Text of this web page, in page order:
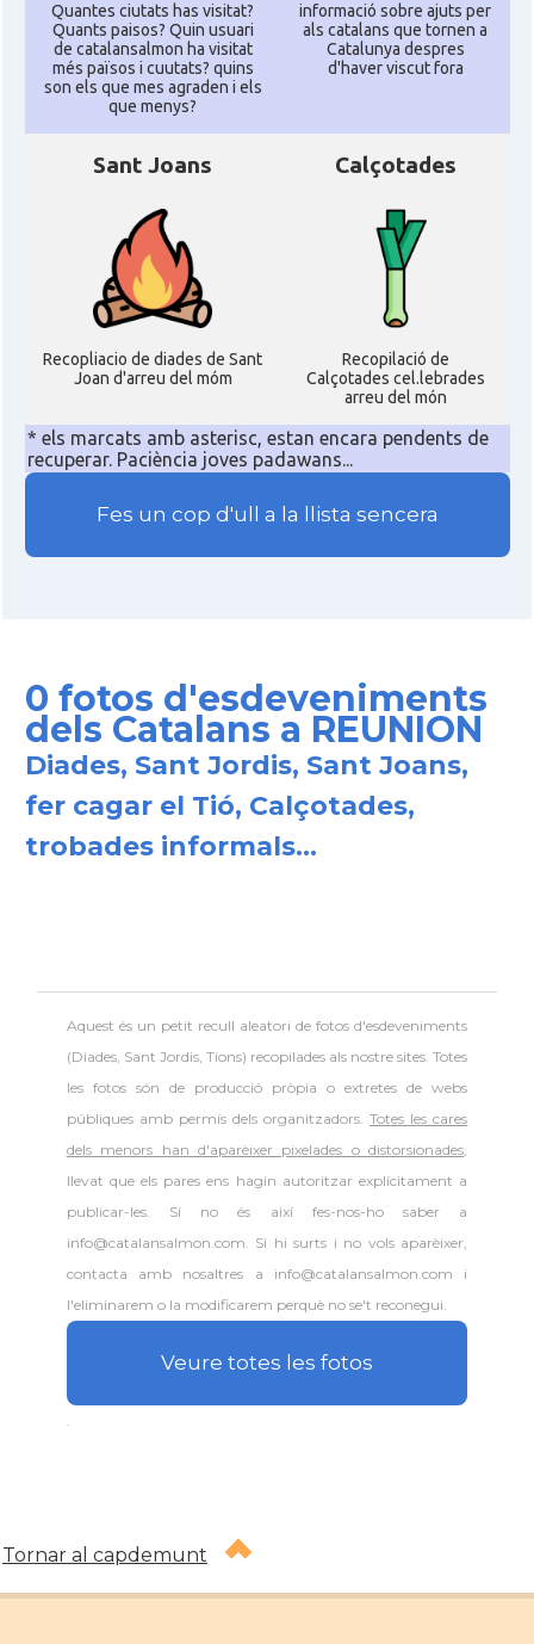
Quantes ciutats has visitat?
Quants paisos? Quin usuari
de catalansalmon ha visitat
més països i cuutats? quins
son els que mes agraden i els
que menys?
informació sobre ajuts per
als catalans que tornen a
Catalunya despres
d'haver viscut fora
Sant Joans
Recopliacio de diades de Sant
Joan d'arreu del móm
Calçotades
Recopilació de
Calçotades cel.lebrades
arreu del món
* els marcats amb asterisc, estan encara pendents de
recuperar. Paciència joves padawans...
Fes un cop d'ull a la llista sencera
0 fotos d'esdeveniments
dels Catalans a REUNION
Diades, Sant Jordis, Sant Joans,
fer cagar el Tió, Calçotades,
trobades informals...
Aquest és un petit recull aleatori defotos d'esdeveniments
(Diades, Sant Jordis, Tions) recopilades als nostre sites. Totes
les fotos són de producció pròpia o extretes de webs
públiques amb permís dels organitzadors.Totes les cares
dels menors han d'aparèixer pixelades o distorsionades,
llevat que els pares ens hagin autoritzar explícitament a
publicar-les. Si no és així fes-nos-ho saber a
info@catalansalmon.com. Si hi surts i no vols aparèixer,
contacta amb nosaltres a info@catalansalmon.com i
l'eliminarem o la modificarem perquè no se't reconegui.
Veure totes les fotos
Tornar al capdemunt